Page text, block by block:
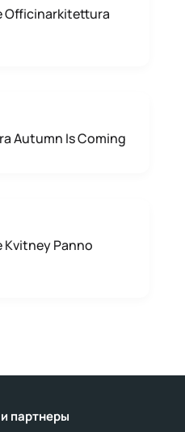
Officinarkitettura
Autumn Is Coming
Kvitney Panno
партнеры